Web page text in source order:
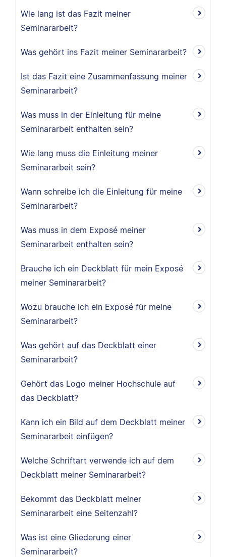
Wie lang ist das Fazit meiner
Seminararbeit?
Was gehört ins Fazit meiner Seminararbeit?
Ist das Fazit eine Zusammenfassung meiner
Seminararbeit?
Was muss in der Einleitung für meine
Seminararbeit enthalten sein?
Wie lang muss die Einleitung meiner
Seminararbeit sein?
Wann schreibe ich die Einleitung für meine
Seminararbeit?
Was muss in dem Exposé meiner
Seminararbeit enthalten sein?
Brauche ich ein Deckblatt für mein Exposé
meiner Seminararbeit?
Wozu brauche ich ein Exposé für meine
Seminararbeit?
Was gehört auf das Deckblatt einer
Seminararbeit?
Gehört das Logo meiner Hochschule auf
das Deckblatt?
Kann ich ein Bild auf dem Deckblatt meiner
Seminararbeit einfügen?
Welche Schriftart verwende ich auf dem
Deckblatt meiner Seminararbeit?
Bekommt das Deckblatt meiner
Seminararbeit eine Seitenzahl?
Was ist eine Gliederung einer
Seminararbeit?